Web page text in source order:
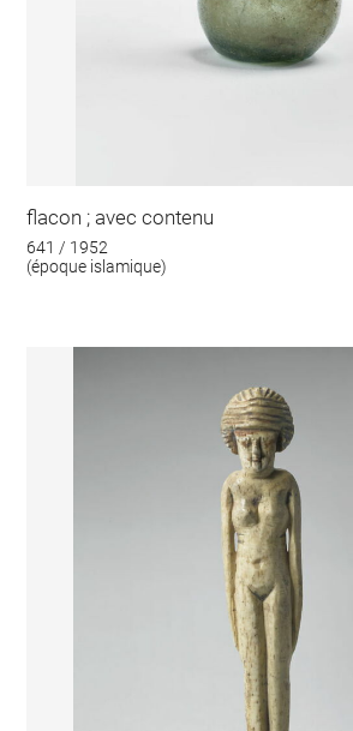
flacon ; avec contenu
641 / 1952
(époque islamique)